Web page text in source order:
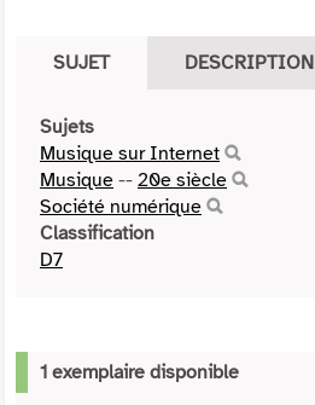
SUJET DESCRIPTION
Sujets
Musique sur Internet
Musique -- 20e siècle
Société numérique
Classification
D7
1 exemplaire disponible